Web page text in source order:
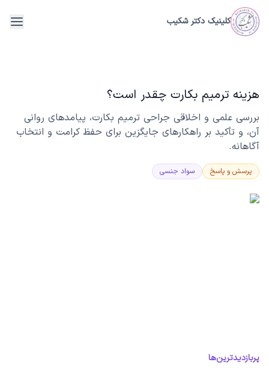
رفتن به محتوای اصلی
کلینیک دکتر شکیب
هزینه ترمیم بکارت چقدر است؟
بررسی علمی و اخلاقی جراحی ترمیم بکارت، پیامدهای روانی
آن، و تأکید بر راهکارهای جایگزین برای حفظ کرامت و انتخاب
آگاهانه.
پرسش و پاسخ سواد جنسی
پربازدیدترین‌ها